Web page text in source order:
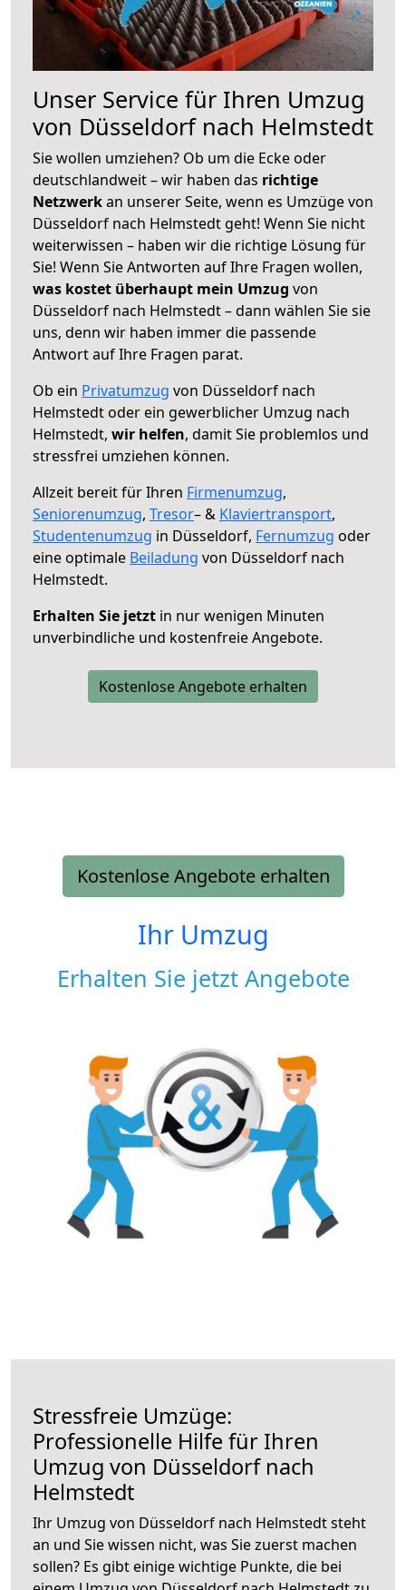
Unser Service für Ihren Umzug
von Düsseldorf nach Helmstedt
Sie wollen umziehen? Ob um die Ecke oder
deutschlandweit – wir haben das richtige
Netzwerkan unserer Seite, wenn es Umzüge von
Düsseldorf nach Helmstedt geht! Wenn Sie nicht
weiterwissen – haben wir die richtige Lösung für
Sie! Wenn Sie Antworten auf Ihre Fragen wollen,
was kostet überhaupt mein Umzug von
Düsseldorf nach Helmstedt – dann wählen Sie sie
uns, denn wir haben immer die passende
Antwort auf Ihre Fragen parat.
Ob ein Privatumzug von Düsseldorf nach
Helmstedt oder ein gewerblicher Umzug nach
Helmstedt, wir helfen, damit Sie problemlos und
stressfrei umziehen können.
Allzeit bereit für Ihren Firmenumzug,
Seniorenumzug, Tresor– & Klaviertransport,
Studentenumzug in Düsseldorf, Fernumzug oder
eine optimale Beiladung von Düsseldorf nach
Helmstedt.
Erhalten Sie jetzt in nur wenigen Minuten
unverbindliche und kostenfreie Angebote.
Kostenlose Angebote erhalten
Kostenlose Angebote erhalten
Ihr Umzug
Erhalten Sie jetzt Angebote
Stressfreie Umzüge:
Professionelle Hilfe für Ihren
Umzug von Düsseldorf nach
Helmstedt
Ihr Umzug von Düsseldorf nach Helmstedt steht
an und Sie wissen nicht, was Sie zuerst machen
sollen? Es gibt einige wichtige Punkte, die bei